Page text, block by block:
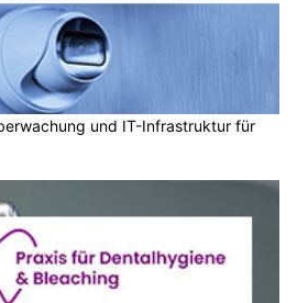
und IT-Infrastruktur für